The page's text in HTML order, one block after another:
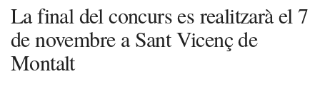
La final del concurs es realitzarà el 7
de novembre a Sant Vicenç de
Montalt